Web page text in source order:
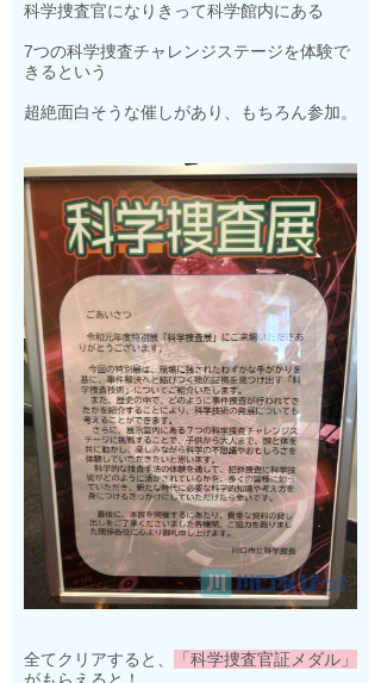
科学捜査官になりきって科学館内にある
7つの科学捜査チャレンジステージを体験で
きるという
超絶面白そうな催しがあり、もちろん参加。
全てクリアすると、
「科学捜査官証メダル」